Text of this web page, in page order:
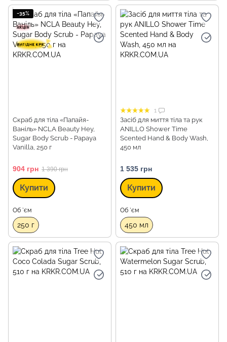
−35%
Скраб для тіла «Папайя-
Ваніль» NCLA Beauty Hey,
Sugar Body Scrub - Papaya
Vanilla, 250 г
904 грн 1 390 грн
Купити
Об `єм
250 г
1
Засіб для миття тіла та рук
ANILLO Shower Time
Scented Hand & Body Wash,
450 мл
1 535 грн
Купити
Об `єм
450 мл